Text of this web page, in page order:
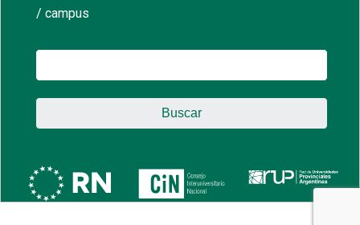
/ campus
Buscar: